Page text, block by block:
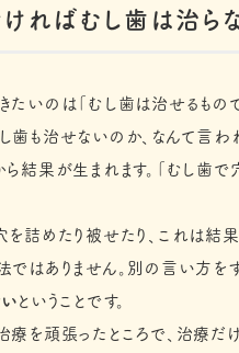
ればむし歯は治ら
いのは「むし歯は治せるもので
歯も治せないのか、なんて言わ
ら結果が生まれます。「むし歯
を詰めたり被せたり、これは結
ではありません。別の言い方をす
ということです。
療を頑張ったところで、治療だ